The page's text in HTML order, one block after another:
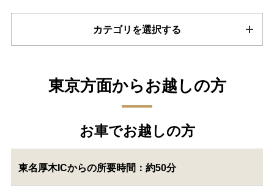
カテゴリを選択する
東京方面からお越しの方
お車でお越しの方
東名厚木ICからの所要時間：約50分